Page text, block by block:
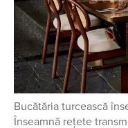
Bucătăria turcească
Înseamnă rețete